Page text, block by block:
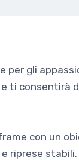
gli
e ti
con un
riprese stabili.